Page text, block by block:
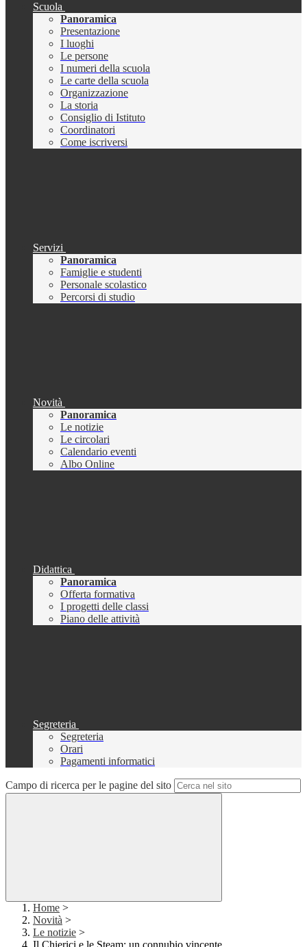
Scuola
Panoramica
Presentazione
I luoghi
Le persone
I numeri della scuola
Le carte della scuola
Organizzazione
La storia
Consiglio di Istituto
Coordinatori
Come iscriversi
Servizi
Panoramica
Famiglie e studenti
Personale scolastico
Percorsi di studio
Novità
Panoramica
Le notizie
Le circolari
Calendario eventi
Albo Online
Didattica
Panoramica
Offerta formativa
I progetti delle classi
Piano delle attività
Segreteria
Segreteria
Orari
Pagamenti informatici
Campo di ricerca per le pagine del sito
Home >
Novità >
Le notizie >